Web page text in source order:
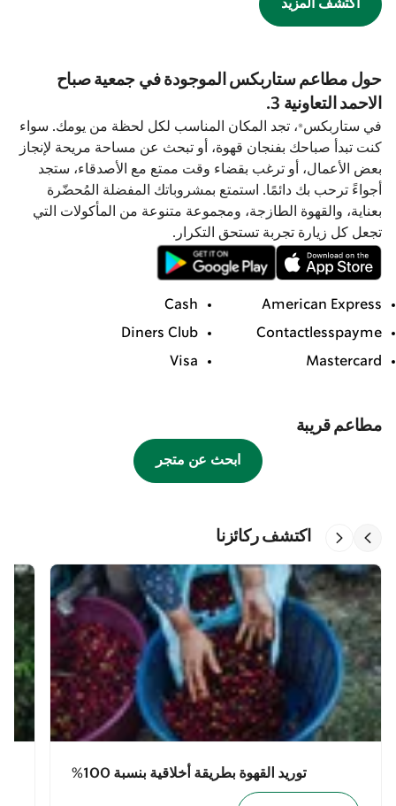
اكتشف المزيد
حول مطاعم ستاربكس الموجودة في جمعية صباح
الاحمد التعاونية 3.
في ستاربكس®، تجد المكان المناسب لكل لحظة من يومك. سواء
كنت تبدأ صباحك بفنجان قهوة، أو تبحث عن مساحة مريحة لإنجاز
بعض الأعمال، أو ترغب بقضاء وقت ممتع مع الأصدقاء، ستجد
أجواءً ترحب بك دائمًا. استمتع بمشروباتك المفضلة المُحضّرة
بعناية، والقهوة الطازجة، ومجموعة متنوعة من المأكولات التي
تجعل كل زيارة تجربة تستحق التكرار.
American Express
Cash
Contactlesspayme
Diners Club
Mastercard
Visa
مطاعم قريبة
ابحث عن متجر
اكتشف ركائزنا
توريد القهوة بطريقة أخلاقية بنسبة 100%